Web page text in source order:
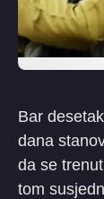
Bar
dana
da se
tom